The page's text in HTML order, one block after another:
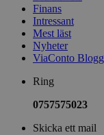
Finans
Intressant
Mest läst
Nyheter
ViaConto Blogg
Ring
0757575023
Skicka ett mail